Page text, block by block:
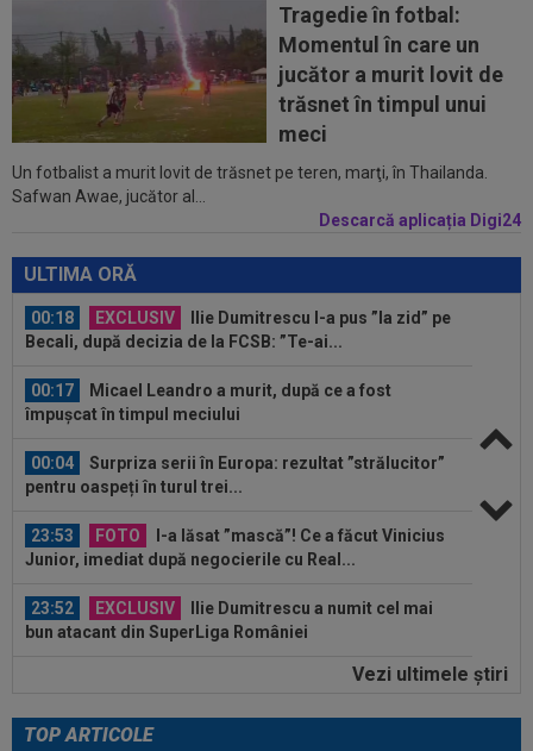
Tragedie în fotbal:
Momentul în care un
jucător a murit lovit de
trăsnet în timpul unui
meci
Un fotbalist a murit lovit de trăsnet pe teren, marţi, în Thailanda.
Safwan Awae, jucător al...
Descarcă aplicația Digi24
ULTIMA ORĂ
23:52 EXCLUSIV
Ilie Dumitrescu a numit cel mai
bun atacant din SuperLiga României
23:51
Surpriza din preliminariile Champions League
le-a rupt seria de victorii...
00:22 EXCLUSIV Dan Petrescu s-a decis
00:18 EXCLUSIV
Ilie Dumitrescu l-a pus ”la zid” pe
Becali, după decizia de la FCSB: ”Te-ai...
00:17
Micael Leandro a murit, după ce a fost
împușcat în timpul meciului
00:04
Surpriza serii în Europa: rezultat ”strălucitor”
pentru oaspeți în turul trei...
23:53 FOTO
I-a lăsat ”mască”! Ce a făcut Vinicius
Junior, imediat după negocierile cu Real...
23:52 EXCLUSIV
Ilie Dumitrescu a numit cel mai
bun atacant din SuperLiga României
Surpriza din preliminariile Champions League
Vezi ultimele ştiri
TOP ARTICOLE